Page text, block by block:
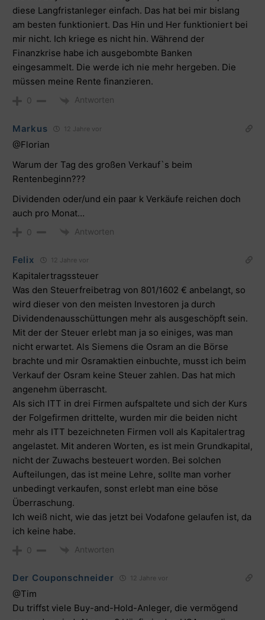
diese Langfristanleger einfach. Das hat bei mir bislang
am besten funktioniert. Das Hin und Her funktioniert bei
mir nicht. Ich kriege es nicht hin. Während der
Finanzkrise habe ich ausgebombte Banken
eingesammelt. Die werde ich nie mehr hergeben. Die
müssen meine Rente finanzieren.
0 Antworten
Markus 12 Jahre vor
@Florian
Warum der Tag des großen Verkauf`s beim
Rentenbeginn???
Dividenden oder/und ein paar k Verkäufe reichen doch
auch pro Monat…
0 Antworten
Felix 12 Jahre vor
Kapitalertragssteuer
Was den Steuerfreibetrag von 801/1602 € anbelangt, so
wird dieser von den meisten Investoren ja durch
Dividendenausschüttungen mehr als ausgeschöpft sein.
Mit der der Steuer erlebt man ja so einiges, was man
nicht erwartet. Als Siemens die Osram an die Börse
brachte und mir Osramaktien einbuchte, musst ich beim
Verkauf der Osram keine Steuer zahlen. Das hat mich
angenehm überrascht.
Als sich ITT in drei Firmen aufspaltete und sich der Kurs
der Folgefirmen drittelte, wurden mir die beiden nicht
mehr als ITT bezeichneten Firmen voll als Kapitalertrag
angelastet. Mit anderen Worten, es ist mein Grundkapital,
nicht der Zuwachs besteuert worden. Bei solchen
Aufteilungen, das ist meine Lehre, sollte man vorher
unbedingt verkaufen, sonst erlebt man eine böse
Überraschung.
Ich weiß nicht, wie das jetzt bei Vodafone gelaufen ist, da
ich keine habe.
0 Antworten
Der Couponschneider 12 Jahre vor
@Tim
Du triffst viele Buy-and-Hold-Anleger, die vermögend